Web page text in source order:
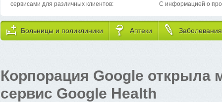
сервисами для различных клиентов:
С информацией о
Больницы и поликлиники Аптеки Заболевания
Корпорация Google открыла
сервис Google Health